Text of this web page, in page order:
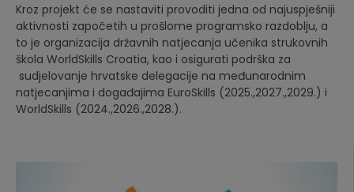
Kroz projekt će se nastaviti provoditi jedna od najuspješniji
aktivnosti započetih u prošlome programsko razdoblju, a
to je organizacija državnih natjecanja učenika strukovnih
škola WorldSkills Croatia, kao i osigurati podrška za
sudjelovanje hrvatske delegacije na međunarodnim
natjecanjima i događajima EuroSkills (2025.,2027.,2029.) i
WorldSkills (2024.,2026.,2028.).